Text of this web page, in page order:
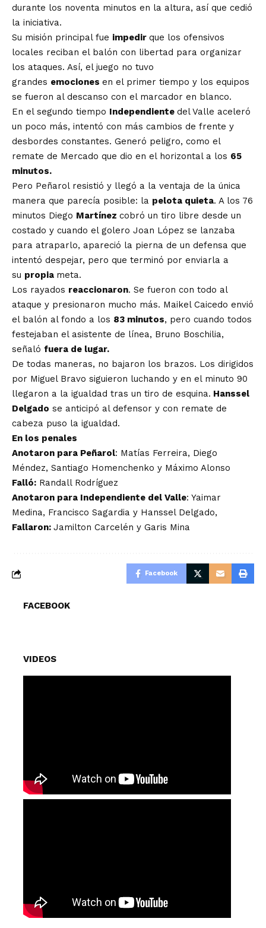
durante los noventa minutos en la altura, así que cedió
la iniciativa.
Su misión principal fue impedir que los ofensivos
locales reciban el balón con libertad para organizar
los ataques. Así, el juego no tuvo
grandes emociones en el primer tiempo y los equipos
se fueron al descanso con el marcador en blanco.
En el segundo tiempo Independiente del Valle aceleró
un poco más, intentó con más cambios de frente y
desbordes constantes. Generó peligro, como el
remate de Mercado que dio en el horizontal a los 65
minutos.
Pero Peñarol resistió y llegó a la ventaja de la única
manera que parecía posible: la pelota quieta. A los 76
minutos Diego Martínez cobró un tiro libre desde un
costado y cuando el golero Joan López se lanzaba
para atraparlo, apareció la pierna de un defensa que
intentó despejar, pero que terminó por enviarla a
su propia meta.
Los rayados reaccionaron. Se fueron con todo al
ataque y presionaron mucho más. Maikel Caicedo envió
el balón al fondo a los 83 minutos, pero cuando todos
festejaban el asistente de línea, Bruno Boschilia,
señaló fuera de lugar.
De todas maneras, no bajaron los brazos. Los dirigidos
por Miguel Bravo siguieron luchando y en el minuto 90
llegaron a la igualdad tras un tiro de esquina. Hanssel
Delgado se anticipó al defensor y con remate de
cabeza puso la igualdad.
En los penales
Anotaron para Peñarol: Matías Ferreira, Diego
Méndez, Santiago Homenchenko y Máximo Alonso
Falló: Randall Rodríguez
Anotaron para Independiente del Valle: Yaimar
Medina, Francisco Sagardia y Hanssel Delgado,
Fallaron: Jamilton Carcelén y Garis Mina
Facebook
FACEBOOK
VIDEOS